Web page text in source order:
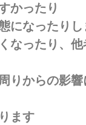
かったり
になったりし
なったり、 他
りからの影
ます